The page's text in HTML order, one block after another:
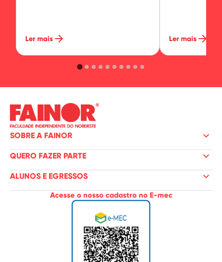
Ler mais arrow_forward Ler mais arrow_forward
SOBRE A FAINOR keyboard_arrow_down
QUERO FAZER PARTE keyboard_arrow_down
ALUNOS E EGRESSOS keyboard_arrow_down
Acesse o nosso cadastro no E-mec